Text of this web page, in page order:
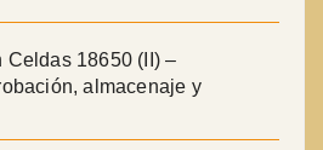
Celdas 18650 (II) –
almacenaje y